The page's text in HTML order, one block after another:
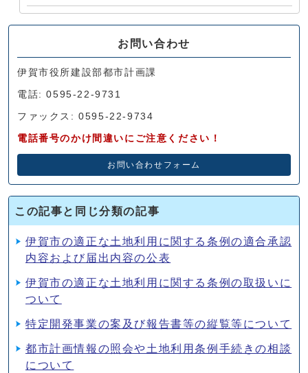
お問い合わせ
伊賀市役所建設部都市計画課
電話: 0595-22-9731
ファックス: 0595-22-9734
電話番号のかけ間違いにご注意ください！
お問い合わせフォーム
この記事と同じ分類の記事
伊賀市の適正な土地利用に関する条例の適合承認
内容および届出内容の公表
伊賀市の適正な土地利用に関する条例の取扱いに
ついて
特定開発事業の案及び報告書等の縦覧等について
都市計画情報の照会や土地利用条例手続きの相談
について